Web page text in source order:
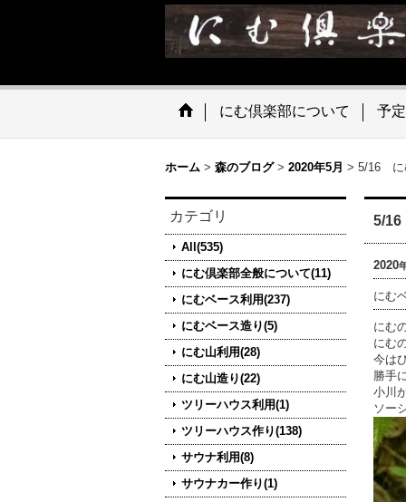
にむ倶楽部について 予
ホーム > 森のブログ > 2020年5月 > 5/16 に
カテゴリ
All(535)
にむ倶楽部全般について(11)
にむベース利用(237)
にむベース造り(5)
にむ山利用(28)
にむ山造り(22)
ツリーハウス利用(1)
ツリーハウス作り(138)
サウナ利用(8)
サウナカー作り(1)
5/
2020
にむ
にむ
にむ
今は
勝手
小川
ソー